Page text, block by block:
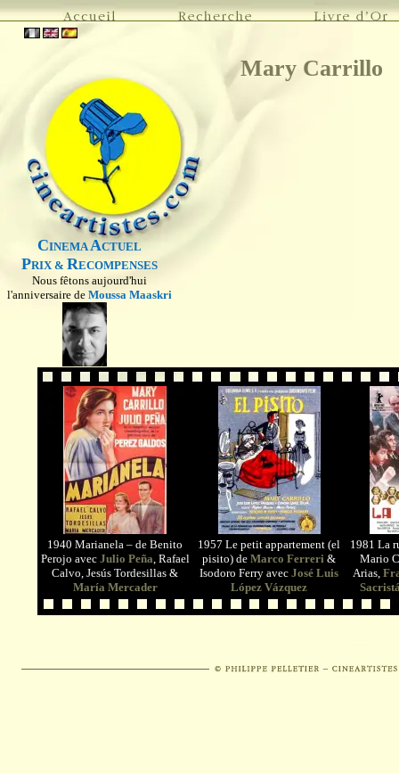
CINEMAACTUEL
PRIX & RECOMPENSES
Nous fêtons aujourd'hui
l'anniversaire de Moussa Maaskri
Mary Carrillo
1940 Marianela – de Benito
Perojo avec Julio Peña, Rafael
Calvo, Jesús Tordesillas &
María Mercader
1957 Le petit appartement (el
pisito) de Marco Ferreri &
Isodoro Ferry avec José Luis
López Vázquez
1981 La
Mario
Arias,